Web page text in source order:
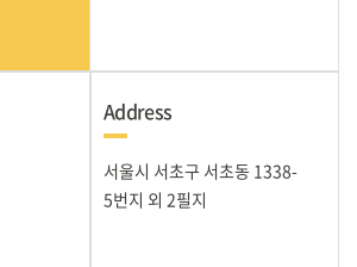
Address
서울시 서초구 서초동 1338-
5번지 외 2필지